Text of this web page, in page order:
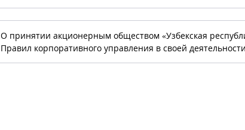
О принятии акционерным обществом «Узбекская
Правил корпоративного управления в своей